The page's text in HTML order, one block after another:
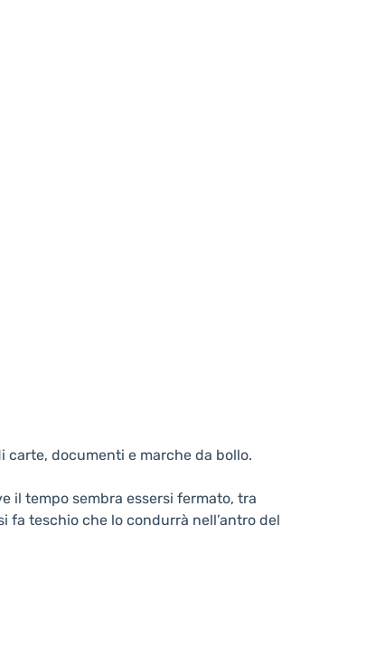
documenti e marche da bollo.
il tempo sembra essersi fermato, tra
teschio che lo condurrà nell’antro del